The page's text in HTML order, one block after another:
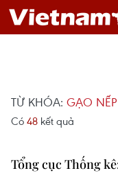
TỪ KHÓA: GẠO NẾP
Có 48 kết quả
Tổng cục Thống